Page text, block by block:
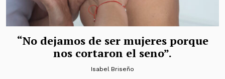
“No dejamos de ser mujeres porque
nos cortaron el seno”.
Isabel Briseño